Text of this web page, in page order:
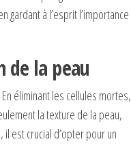
à l’esprit l’importance
de la peau
éliminant les cellules mortes,
la texture de la peau,
est crucial d’opter pour un